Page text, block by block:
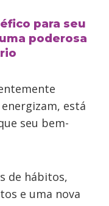
para seu
poderosa
está
seu bem-
de hábitos,
e uma nova